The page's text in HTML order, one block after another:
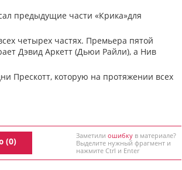
предыдущие части «Крика»для
четырех частях. Премьера пятой
Дэвид Аркетт (Дьюи Райли), а Нив
Прескотт, которую на протяжении всех
(0)
Заметили ошибку в материале?
Выделите нужный фрагмент и
нажмите Ctrl и Enter